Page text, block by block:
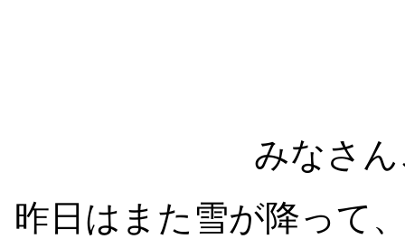
みなさ
昨日はまた雪が降って